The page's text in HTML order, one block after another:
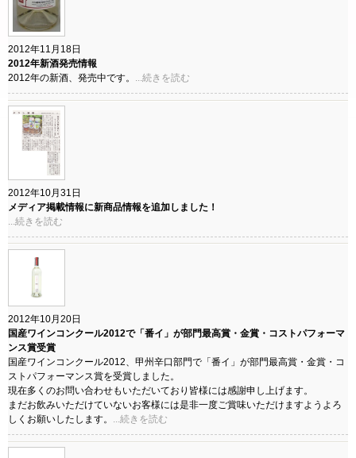
2012年11月18日
2012年新酒発売情報
2012年の新酒、発売中です。
...続きを読む
2012年10月31日
メディア掲載情報に新商品情報を追加しました！
...続きを読む
2012年10月20日
国産ワインコンクール2012で「番イ」が部門最高賞・金賞・コストパフォーマ
ンス賞受賞
国産ワインコンクール2012、甲州辛口部門で「番イ」が部門最高賞・金賞・コ
ストパフォーマンス賞を受賞しました。
現在多くのお問い合わせもいただいており皆様には感謝申し上げます。
まだお飲みいただけていないお客様には是非一度ご賞味いただけますようよろ
しくお願いしたします。
...続きを読む